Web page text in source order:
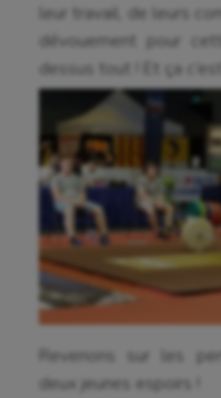
Boules
Canoë-kayak
Cerf Volant
Cheerleading
Course à pied
Crossfit
Cyclisme
Danse
Equitation
leur travail, de leurs
dévouement pour
dessus tout ! Et ça
Revenons sur les
deux jeunes espoirs !